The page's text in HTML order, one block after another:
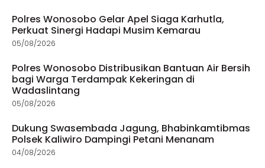
Polres Wonosobo Gelar Apel Siaga Karhutla,
Perkuat Sinergi Hadapi Musim Kemarau
05/08/2026
Polres Wonosobo Distribusikan Bantuan Air Bersih
bagi Warga Terdampak Kekeringan di
Wadaslintang
05/08/2026
Dukung Swasembada Jagung, Bhabinkamtibmas
Polsek Kaliwiro Dampingi Petani Menanam
04/08/2026